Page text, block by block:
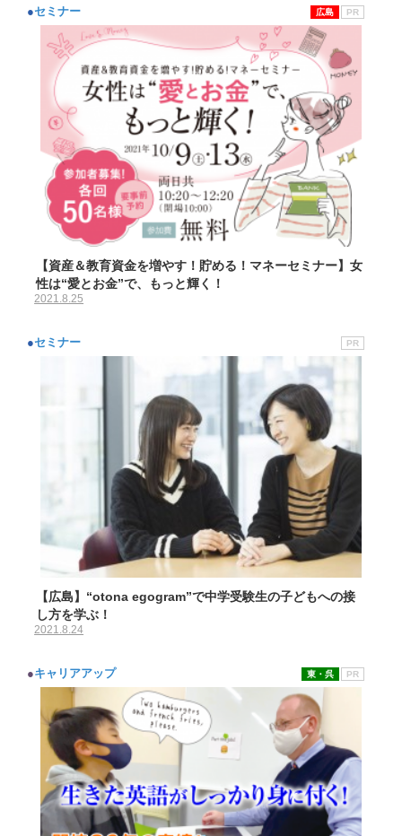
●セミナー PR
広島
【資産＆教育資金を増やす！貯める！マネーセミナー】女
性は“愛とお金”で、もっと輝く！
2021.8.25
●セミナー PR
【広島】“otona egogram”で中学受験生の子どもへの接
し方を学ぶ！
2021.8.24
●キャリアアップ PR
東・呉